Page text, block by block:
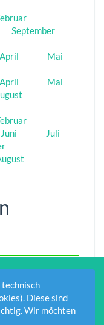
September
April
Mai
April
Mai
Juni
Juli
Müller-Herr
Diese sind
Wir möchten